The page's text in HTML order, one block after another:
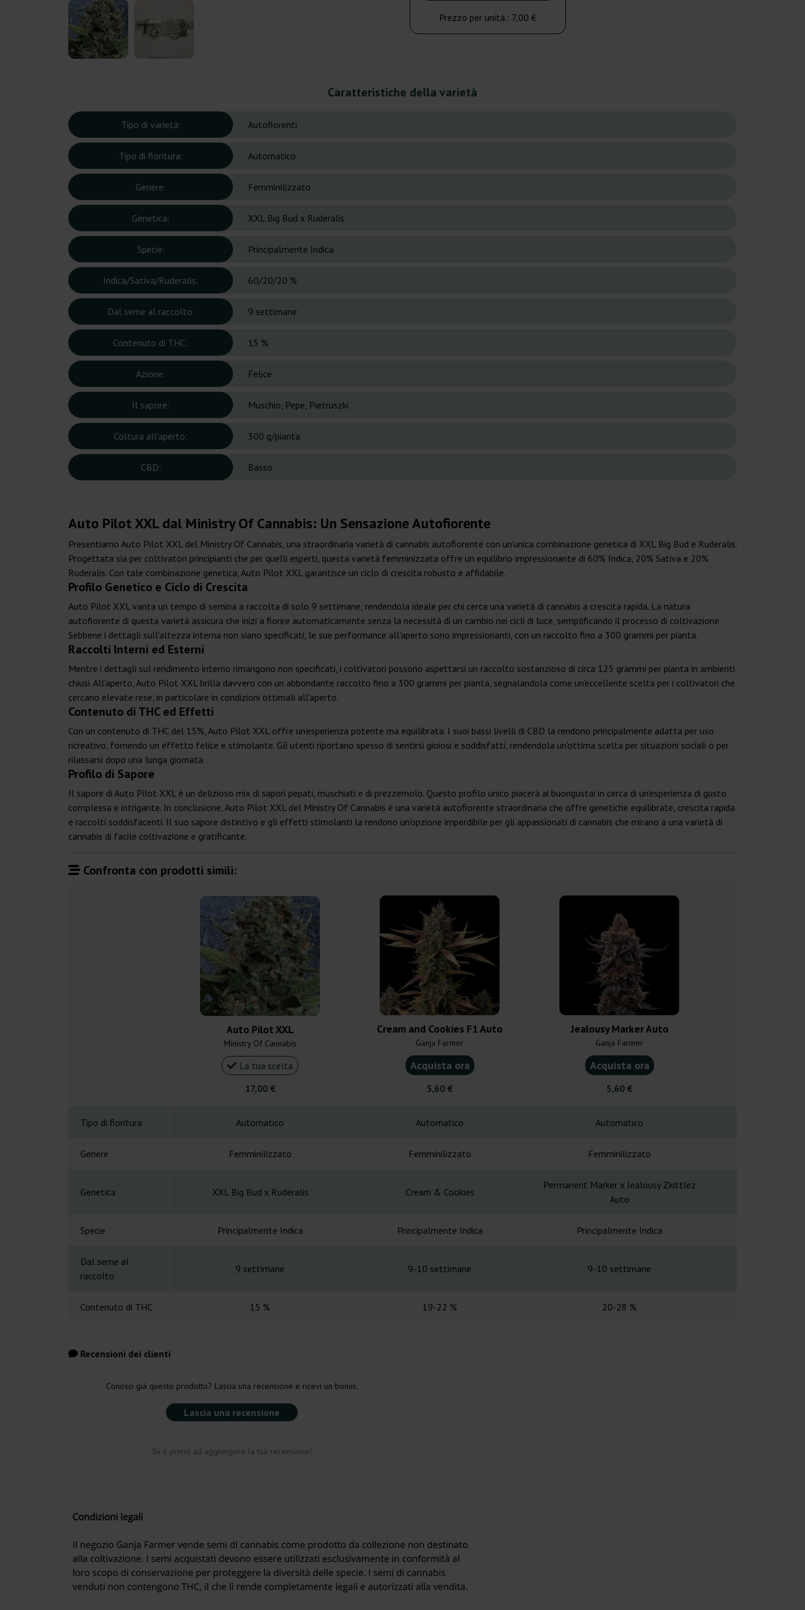
Prezzo per unità.: 7,00 €
Caratteristiche della varietà
Tipo di varietà: Autofiorenti
Tipo di fioritura: Automatico
Genere: Femminilizzato
Genetica: XXL Big Bud x Ruderalis
Specie: Principalmente Indica
Indica/Sativa/Ruderalis: 60/20/20 %
Dal seme al raccolto: 9 settimane
Contenuto di THC: 15 %
Azione: Felice
Il sapore: Muschio, Pepe, Pietruszki
Coltura all'aperto: 300 g/pianta
CBD: Basso
Auto Pilot XXL dal Ministry Of Cannabis: Un Sensazione Autofiorente
Presentiamo Auto Pilot XXL del Ministry Of Cannabis, una straordinaria varietà di cannabis autofiorente con un'unica combinazione genetica di XXL Big Bud e Ruderalis.
Progettata sia per coltivatori principianti che per quelli esperti, questa varietà femminizzata offre un equilibrio impressionante di 60% Indica, 20% Sativa e 20%
Ruderalis. Con tale combinazione genetica, Auto Pilot XXL garantisce un ciclo di crescita robusto e affidabile.
Profilo Genetico e Ciclo di Crescita
Auto Pilot XXL vanta un tempo di semina a raccolta di solo 9 settimane, rendendola ideale per chi cerca una varietà di cannabis a crescita rapida. La natura
autofiorente di questa varietà assicura che inizi a fiorire automaticamente senza la necessità di un cambio nei cicli di luce, semplificando il processo di coltivazione.
Sebbene i dettagli sull'altezza interna non siano specificati, le sue performance all'aperto sono impressionanti, con un raccolto fino a 300 grammi per pianta.
Raccolti Interni ed Esterni
Mentre i dettagli sul rendimento interno rimangono non specificati, i coltivatori possono aspettarsi un raccolto sostanzioso di circa 125 grammi per pianta in ambienti
chiusi. All'aperto, Auto Pilot XXL brilla davvero con un abbondante raccolto fino a 300 grammi per pianta, segnalandola come un'eccellente scelta per i coltivatori che
cercano elevate rese, in particolare in condizioni ottimali all'aperto.
Contenuto di THC ed Effetti
Con un contenuto di THC del 15%, Auto Pilot XXL offre un'esperienza potente ma equilibrata. I suoi bassi livelli di CBD la rendono principalmente adatta per uso
ricreativo, fornendo un effetto felice e stimolante. Gli utenti riportano spesso di sentirsi gioiosi e soddisfatti, rendendola un'ottima scelta per situazioni sociali o per
rilassarsi dopo una lunga giornata.
Profilo di Sapore
Il sapore di Auto Pilot XXL è un delizioso mix di sapori pepati, muschiati e di prezzemolo. Questo profilo unico piacerà ai buongustai in cerca di un'esperienza di gusto
complessa e intrigante. In conclusione, Auto Pilot XXL del Ministry Of Cannabis è una varietà autofiorente straordinaria che offre genetiche equilibrate, crescita rapida
e raccolti soddisfacenti. Il suo sapore distintivo e gli effetti stimolanti la rendono un'opzione imperdibile per gli appassionati di cannabis che mirano a una varietà di
cannabis di facile coltivazione e gratificante.
Confronta con prodotti simili:
Auto Pilot XXL
Ministry Of Cannabis
La tua scelta
17,00 €
Cream and Cookies F1 Auto
Ganja Farmer
Acquista ora
5,60 €
Jealousy Marker Auto
Ganja Farmer
Acquista ora
5,60 €
Tipo di fioritura Automatico Automatico Automatico
Genere Femminilizzato Femminilizzato Femminilizzato
Genetica XXL Big Bud x Ruderalis Cream & Cookies
Permanent Marker x Jealousy Zkittlez
Auto
Specie Principalmente Indica Principalmente Indica Principalmente Indica
Dal seme al
raccolto
9 settimane 9-10 settimane 9-10 settimane
Contenuto di THC 15 % 19-22 % 20-28 %
Recensioni dei clienti
Conosci già questo prodotto? Lascia una recensione e ricevi un bonus.
Lascia una recensione
Sii il primo ad aggiungere la tua recensione!